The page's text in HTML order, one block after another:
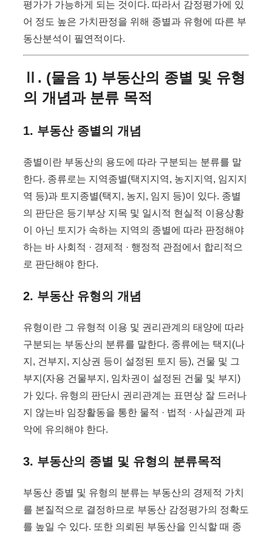
평가가 가능하게 되는 것이다. 따라서 감정평가에 있
어 정도 높은 가치판정을 위해 종별과 유형에 따른 부
동산분석이 필연적이다.
Ⅱ. (물음 1) 부동산의 종별 및 유형
의 개념과 분류 목적
1. 부동산 종별의 개념
종별이란 부동산의 용도에 따라 구분되는 분류를 말
한다. 종류로는 지역종별(택지지역, 농지지역, 임지지
역 등)과 토지종별(택지, 농지, 임지 등)이 있다. 종별
의 판단은 등기부상 지목 및 일시적 현실적 이용상황
이 아닌 토지가 속하는 지역의 종별에 따라 판정해야
하는 바 사회적 · 경제적 · 행정적 관점에서 합리적으
로 판단해야 한다.
2. 부동산 유형의 개념
유형이란 그 유형적 이용 및 권리관계의 태양에 따라
구분되는 부동산의 분류를 말한다. 종류에는 택지(나
지, 건부지, 지상권 등이 설정된 토지 등), 건물 및 그
부지(자용 건물부지, 임차권이 설정된 건물 및 부지)
가 있다. 유형의 판단시 권리관계는 표면상 잘 드러나
지 않는바 임장활동을 통한 물적 · 법적 · 사실관계 파
악에 유의해야 한다.
3. 부동산의 종별 및 유형의 분류목적
부동산 종별 및 유형의 분류는 부동산의 경제적 가치
를 본질적으로 결정하므로 부동산 감정평가의 정확도
를 높일 수 있다. 또한 의뢰된 부동산을 인식할 때 종